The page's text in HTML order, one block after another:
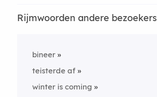
Rijmwoorden andere bezoekers
bineer
teisterde af
winter is coming